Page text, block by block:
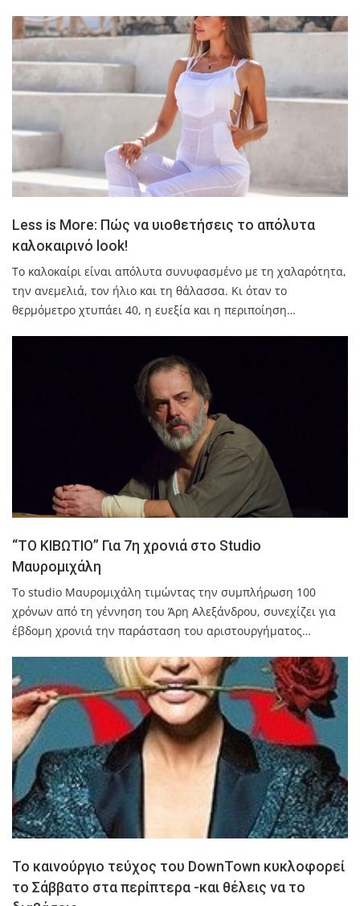
Less is More: Πώς να υιοθετήσεις το απόλυτα
καλοκαιρινό look!
Το καλοκαίρι είναι απόλυτα συνυφασμένο με τη χαλαρότητα,
την ανεμελιά, τον ήλιο και τη θάλασσα. Κι όταν το
θερμόμετρο χτυπάει 40, η ευεξία και η περιποίηση…
“ΤΟ ΚΙΒΩΤΙΟ” Για 7η χρονιά στο Studio
Μαυρομιχάλη
Το studio Μαυρομιχάλη τιμώντας την συμπλήρωση 100
χρόνων από τη γέννηση του Άρη Αλεξάνδρου, συνεχίζει για
έβδομη χρονιά την παράσταση του αριστουργήματος…
Το καινούργιο τεύχος του DownTown κυκλοφορεί
το Σάββατο στα περίπτερα -και θέλεις να το